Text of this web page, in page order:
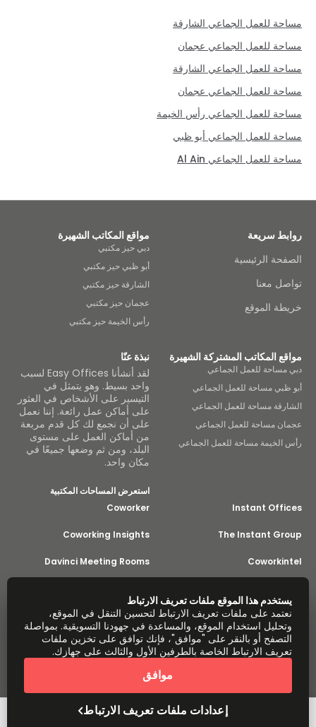
مساحة للعمل الجماعي الشارقة
مساحة للعمل الجماعي عجمان
مساحة للعمل الجماعي الشارقة
مساحة للعمل الجماعي عجمان
مساحة للعمل الجماعي رأس الخيمة
مساحة للعمل الجماعي أبو ظبي
مساحة للعمل الجماعي Al Ain
روابط سريعة
الصفحة الرئيسية
تواصل معنا
خريطة الموقع
مواقع المكاتب الشهيرة
دبي حيز مكتبي
أبو ظبي حيز مكتبي
الشارقة حيز مكتبي
عجمان حيز مكتبي
رأس الخيمة حيز مكتبي
مواقع المكاتب المشتركة الشهيرة
دبي مساحة للعمل الجماعي
أبو ظبي مساحة للعمل الجماعي
الشارقة مساحة للعمل الجماعي
عجمان مساحة للعمل الجماعي
رأس الخيمة مساحة للعمل الجماعي
نبذة عنّا
لقد أنشأنا Easy Offices لسبب
واحد بسيط. وهو يتمثل في
التيسير على الأشخاص في العثور
على أماكن عمل رائعة. إننا نعمل
على أن نجمع لك كل قدم مربعة
من أماكن العمل على مستوى
البلد، ومن ثم وضعها جميعًا في
مكان واحد.
استعرض المساحات المكتبية
Instant Offices
Coworker
The Instant Group
Coworking Insights
Coworkintel
Davinci Meeting Rooms
Yta
جزء من
Instant Group
خريطة الموقع الشروط الخصوصية
بيان العبودية الحديثة
إعدادات ملفات تعريف الارتباط
نبذة عن
حقوق الطبع والنشر © لعام 2026 لصالح Easy Offices. جميع الحقوق
محفوظة.
يستخدم هذا الموقع ملفات تعريف الارتباط
نعتمد على ملفات تعريف الارتباط لتحسين التنقل في الموقع،
وتحليل استخدام الموقع، والمساعدة في جهودنا التسويقية. بمواصلة
التصفح أو بالنقر على "موافق"، فإنك توافق على تخزين ملفات
تعريف الارتباط الخاصة بالطرفين الأول والثالث على جهازك.
إعدادات ملفات تعريف الارتباط
موافق